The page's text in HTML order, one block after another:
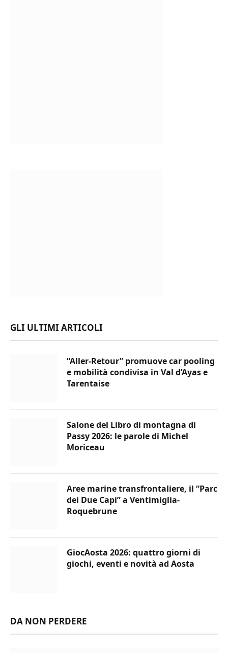
GLI ULTIMI ARTICOLI
“Aller-Retour” promuove car pooling
e mobilità condivisa in Val d’Ayas e
Tarentaise
Salone del Libro di montagna di
Passy 2026: le parole di Michel
Moriceau
Aree marine transfrontaliere, il “Parc
dei Due Capi” a Ventimiglia-
Roquebrune
GiocAosta 2026: quattro giorni di
giochi, eventi e novità ad Aosta
DA NON PERDERE